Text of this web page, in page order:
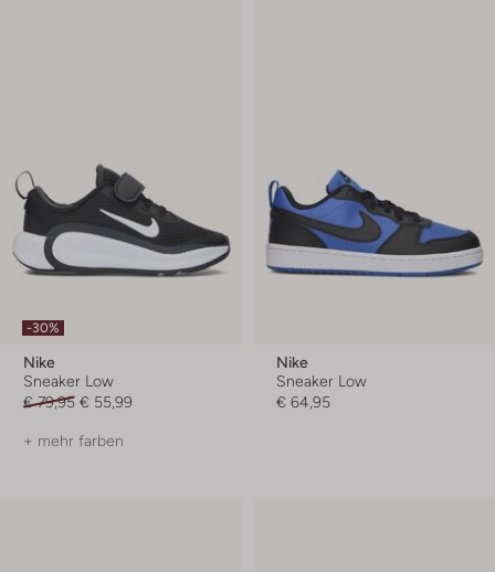
-30%
Nike
Sneaker Low
€ 79,95 € 55,99
+ mehr farben
Nike
Sneaker Low
€ 64,95